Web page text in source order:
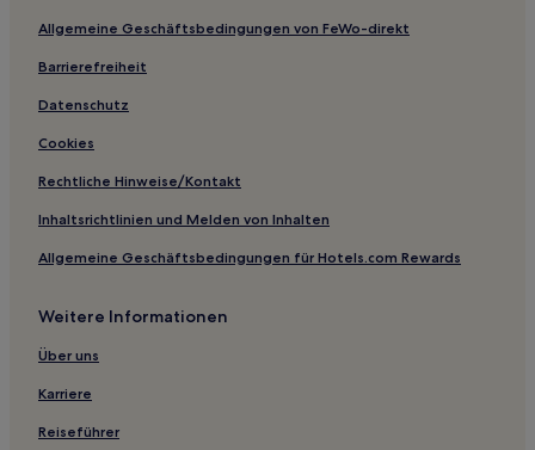
Allgemeine Geschäftsbedingungen von FeWo-direkt
Barrierefreiheit
Datenschutz
Cookies
Rechtliche Hinweise/Kontakt
Inhaltsrichtlinien und Melden von Inhalten
Allgemeine Geschäftsbedingungen für Hotels.com Rewards
Weitere Informationen
Über uns
Karriere
Reiseführer